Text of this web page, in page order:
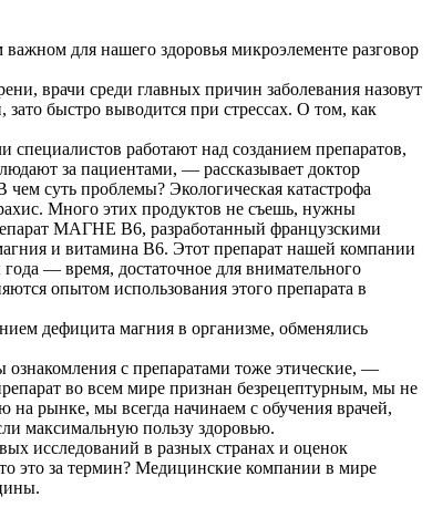
для нашего здоровья микроэлементе разговор
врачи среди главных причин заболевания назовут
быстро выводится при стрессах. О том, как
работают над созданием препаратов,
за пациентами, — рассказывает доктор
суть проблемы? Экологическая катастрофа
Много этих продуктов не съешь, нужны
МАГНЕ В6, разработанный французскими
и витамина В6. Этот препарат нашей компании
— время, достаточное для внимательного
опытом использования этого препарата в
дефицита магния в организме, обменялись
с препаратами тоже этические, —
во всем мире признан безрецептурным, мы не
на рынке, мы всегда начинаем с обучения врачей,
максимальную пользу здоровью.
исследований в разных странах и оценок
это за термин? Медицинские компании в мире